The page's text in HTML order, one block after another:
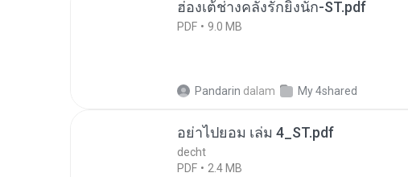
ฮ่องเต้ช่างคลั่งรักยิ่งนัก-ST.pdf
PDF 9.0 MB
Pandarin dalam My 4shared
อย่าไปยอม เล่ม 4_ST.pdf
decht
PDF
2.4 MB